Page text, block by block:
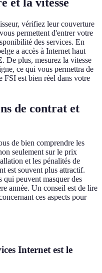
vérifiez leur couverture
permettent d'entrer votre
des services. En
a accès à Internet haut
. De plus, mesurez la vitesse
ce qui vous permettra de
FSI est bien réel dans votre
de contrat et
de bien comprendre les
seulement sur le prix
et les pénalités de
est souvent plus attractif.
peuvent masquer des
année. Un conseil est de lire
ces aspects pour
Internet est le